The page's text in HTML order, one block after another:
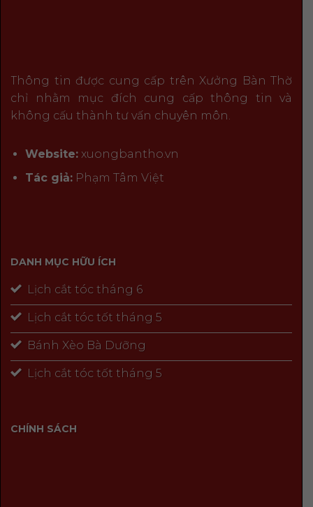
Thông tin được cung cấp trên Xưởng Bàn Thờ
chỉ nhằm mục đích cung cấp thông tin và
không cấu thành tư vấn chuyên môn.
Website:xuongbantho.vn
Tác giả:Phạm Tâm Việt
DANH MỤC HỮU ÍCH
Lịch cắt tóc tháng 6
Lịch cắt tóc tốt tháng 5
Bánh Xèo Bà Dưỡng
Lịch cắt tóc tốt tháng 5
CHÍNH SÁCH